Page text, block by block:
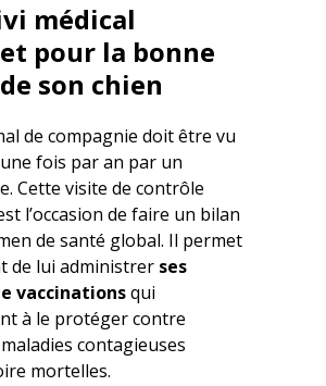
médical
pour la bonne
son chien
de compagnie doit être vu
fois par an par un
Cette visite de contrôle
l’occasion de faire un bilan
de santé global. Il permet
de lui administrer ses
vaccinationsqui
à le protéger contre
contagieuses
mortelles.